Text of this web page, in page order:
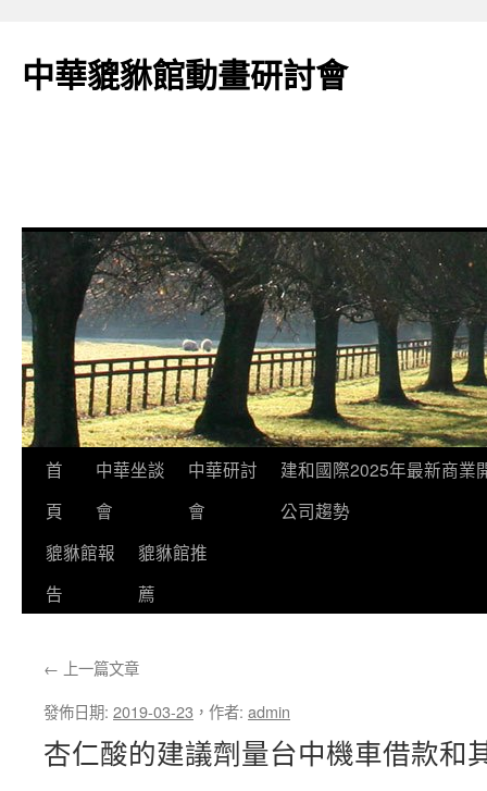
主
中華貔貅館動畫研討會
首
頁
中華坐談
會
中華研討
會
建和國際2025年最新商業
公司趨勢
貔貅館報
告
貔貅館推
薦
← 上一篇文章
發佈日期: 2019-03-23 ， 作者: admin
杏仁酸的建議劑量台中機車借款和